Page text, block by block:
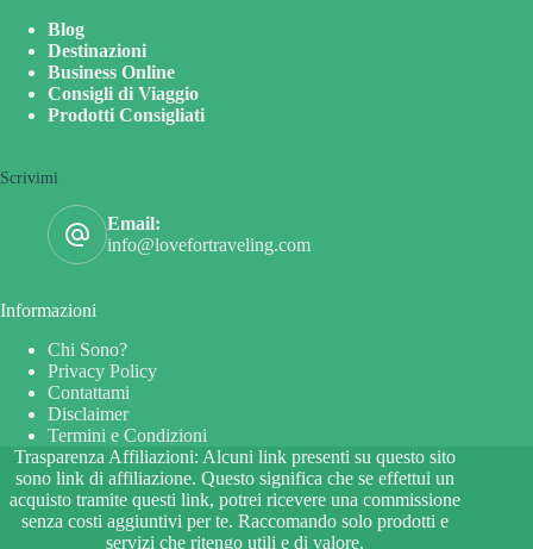
Blog
Destinazioni
Business Online
Consigli di Viaggio
Prodotti Consigliati
Scrivimi
Email:
info@lovefortraveling.com
Informazioni
Chi Sono?
Privacy Policy
Contattami
Disclaimer
Termini e Condizioni
Trasparenza Affiliazioni: Alcuni link presenti su questo sito
sono link di affiliazione. Questo significa che se effettui un
acquisto tramite questi link, potrei ricevere una commissione
senza costi aggiuntivi per te. Raccomando solo prodotti e
servizi che ritengo utili e di valore.